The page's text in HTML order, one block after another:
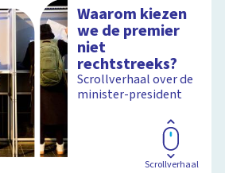
Waarom kiezen
we de premier
niet
rechtstreeks?
Scrollverhaal over de
minister-president
Scrollverhaal